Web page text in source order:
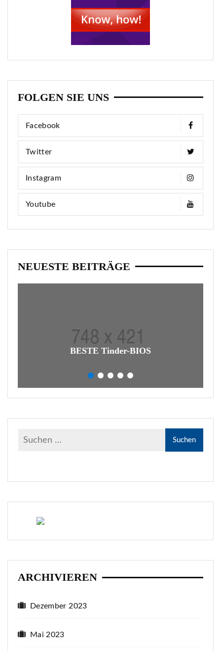
FOLGEN SIE UNS
Facebook
Twitter
Instagram
Youtube
NEUESTE BEITRÄGE
BESTE Tinder-BIOS
ARCHIVIEREN
Dezember 2023
Mai 2023